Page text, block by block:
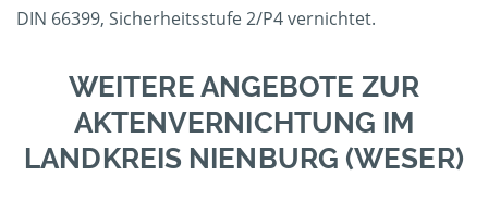
DIN 66399, Sicherheitsstufe 2/P4 vernichtet.
WEITERE ANGEBOTE ZUR
AKTENVERNICHTUNG IM
LANDKREIS NIENBURG (WESER)